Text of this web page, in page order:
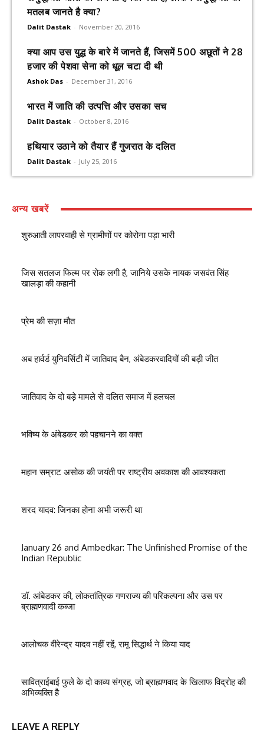
मतलब जानते है क्या?
Dalit Dastak - November 20, 2016
क्या आप उस युद्ध के बारे में जानते हैं, जिसमें 500 अछूतों ने 28
हजार की पेशवा सेना को धूल चटा दी थी
Ashok Das - December 31, 2016
भारत में जाति की उत्पत्ति और उसका सच
Dalit Dastak - October 8, 2016
हथियार उठाने को तैयार हैं गुजरात के दलित
Dalit Dastak - July 25, 2016
अन्य खबरें
शुरुआती लापरवाही से ग्रामीणों पर कोरोना पड़ा भारी
जिस सतलज फिल्म पर रोक लगी है, जानिये उसके नायक जसवंत सिंह
खालड़ा की कहानी
प्रेम की सज़ा मौत
अब हार्वर्ड युनिवर्सिटी में जातिवाद बैन, अंबेडकरवादियों की बड़ी जीत
जातिवाद के दो बड़े मामले से दलित समाज में हलचल
भविष्य के अंबेडकर को पहचानने का वक्त
महान सम्राट असोक की जयंती पर राष्ट्रीय अवकाश की आवश्यकता
शरद यादव: जिनका होना अभी जरूरी था
January 26 and Ambedkar: The Unfinished Promise of the
Indian Republic
डॉ. आंबेडकर की, लोकतांत्रिक गणराज्य की परिकल्पना और उस पर
ब्राह्मणवादी कब्जा
आलोचक वीरेन्द्र यादव नहीं रहें, रामू सिद्धार्थ ने किया याद
सावित्राईबाई फुले के दो काव्य संग्रह, जो ब्राह्मणवाद के खिलाफ विद्रोह की
अभिव्यक्ति है
LEAVE A REPLY